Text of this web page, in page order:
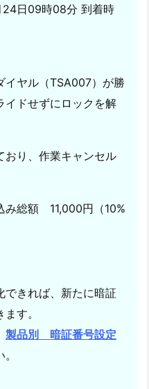
日09時08分 到着時
イヤル（TSA007）が勝
イドせずにロックを解
おり、作業キャンセル
総額 11,000円（10%
できれば、新たに暗証
す。
製品別 暗証番号設定